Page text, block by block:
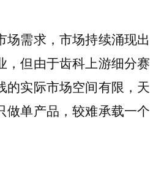
场需求，市场持续涌现出
，但由于齿科上游细分赛
的实际市场空间有限，天
做单产品，较难承载一个